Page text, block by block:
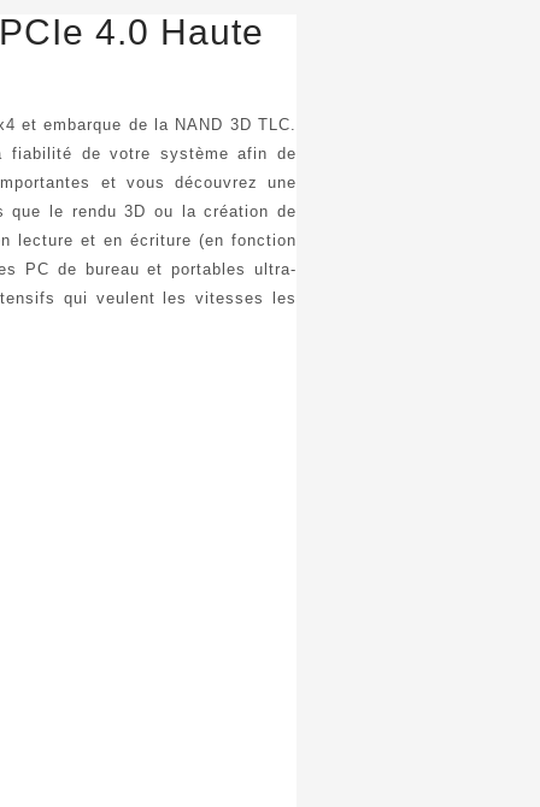
4.0 Haute
et embarque de la NAND 3D TLC.
fiabilité de votre système afin de
et vous découvrez une
que le rendu 3D ou la création de
lecture et en écriture (en fonction
PC de bureau et portables ultra-
qui veulent les vitesses les